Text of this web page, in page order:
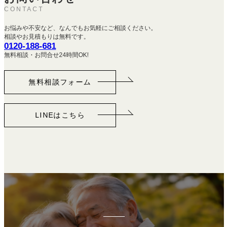
CONTACT
お悩みや不安など、なんでもお気軽にご相談ください。
相談やお見積もりは無料です。
0120-188-681
無料相談・お問合せ24時間OK!
無料相談フォーム
LINEはこちら